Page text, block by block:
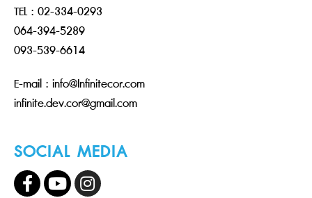
TEL : 02-334-0293
064-394-5289
093-539-6614
E-mail : info@Infinitecor.com
infinite.dev.cor@gmail.com
SOCIAL MEDIA